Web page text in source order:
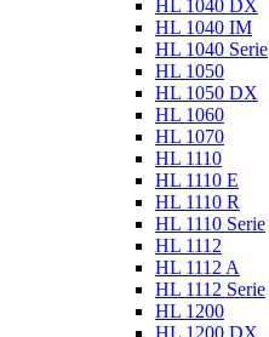
HL 1040 DX
HL 1040 IM
HL 1040 Serie
HL 1050
HL 1050 DX
HL 1060
HL 1070
HL 1110
HL 1110 E
HL 1110 R
HL 1110 Serie
HL 1112
HL 1112 A
HL 1112 Serie
HL 1200
HL 1200 DX